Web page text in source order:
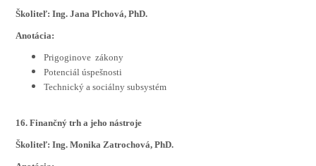
Školiteľ: Ing. Jana Plchová, PhD.
Anotácia:
Prigoginove zákony
Potenciál úspešnosti
Technický a sociálny subsystém
16. Finančný trh a jeho nástroje
Školiteľ: Ing. Monika Zatrochová, PhD.